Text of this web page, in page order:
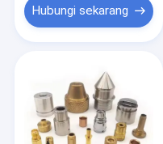
Hubungi sekarang